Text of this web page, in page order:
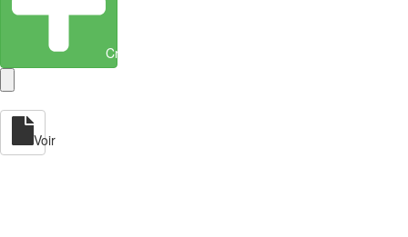
Créer une entité
Voir